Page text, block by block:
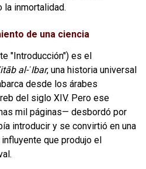
la inmortalidad.
de una ciencia
"Introducción") es el
al-ʿIbar, una historia universal
desde los árabes
del siglo XIV. Pero ese
mil páginas— desbordó por
introducir y se convirtió en una
que produjo el